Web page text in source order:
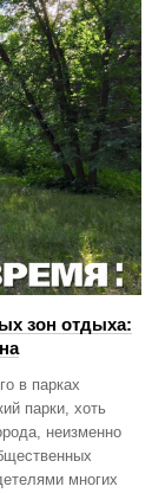
зон отдыха:
в парках
парки, хоть
неизменно
многих